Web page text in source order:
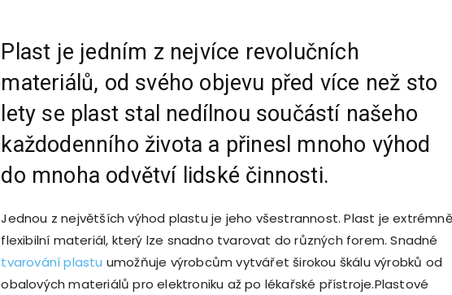
Plast je jedním z nejvíce revolučních
materiálů, od svého objevu před více než sto
lety se plast stal nedílnou součástí našeho
každodenního života a přinesl mnoho výhod
do mnoha odvětví lidské činnosti.
Jednou z největších výhod plastu je jeho všestrannost. Plast je extrémně
flexibilní materiál, který lze snadno tvarovat do různých forem. Snadné
tvarování plastu umožňuje výrobcům vytvářet širokou škálu výrobků od
obalových materiálů pro elektroniku až po lékařské přístroje.Plastové